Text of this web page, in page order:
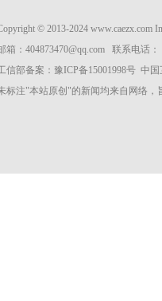
© 2013-2024 www.caezx.com
箱：404873470@qq.com 联系电话
信部备案： 豫ICP备15001998号 中国
标注"本站原创"的新闻均来自网络